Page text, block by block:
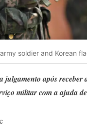
soldier and Korean
julgamento após receber
militar com a ajuda